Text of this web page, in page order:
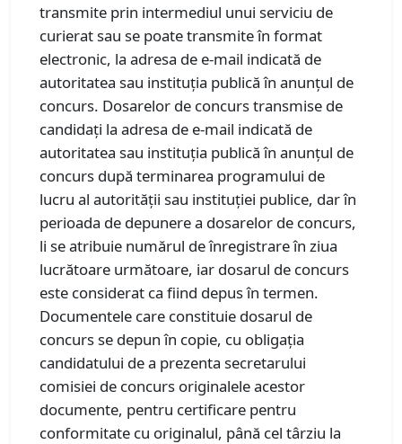
transmite prin intermediul unui serviciu de
curierat sau se poate transmite în format
electronic, la adresa de e-mail indicată de
autoritatea sau instituția publică în anunțul de
concurs. Dosarelor de concurs transmise de
candidați la adresa de e-mail indicată de
autoritatea sau instituția publică în anunțul de
concurs după terminarea programului de
lucru al autorității sau instituției publice, dar în
perioada de depunere a dosarelor de concurs,
li se atribuie numărul de înregistrare în ziua
lucrătoare următoare, iar dosarul de concurs
este considerat ca fiind depus în termen.
Documentele care constituie dosarul de
concurs se depun în copie, cu obligația
candidatului de a prezenta secretarului
comisiei de concurs originalele acestor
documente, pentru certificare pentru
conformitate cu originalul, până cel târziu la